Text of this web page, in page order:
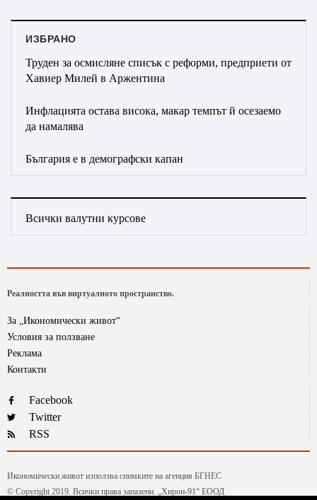
ИЗБРАНО
Труден за осмисляне списък с реформи, предприети от
Хавиер Милей в Аржентина
Инфлацията остава висока, макар темпът й осезаемо
да намалява
България е в демографски капан
Всички валутни курсове
Реалността във виртуалното пространство.
За „Икономически живот“
Условия за ползване
Реклама
Контакти
Facebook
Twitter
RSS
Икономически живот използва снимките на агенция БГНЕС
© Copyright 2019. Всички права запазени. „Хирон-91“ ЕООД